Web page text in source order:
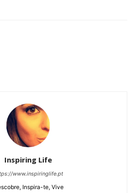
Inspiring Life
www.inspiringlife.pt
Inspira-te, Vive